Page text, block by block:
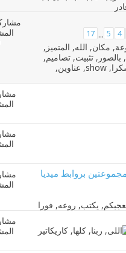
4
5
...
17
بروابط ميديا